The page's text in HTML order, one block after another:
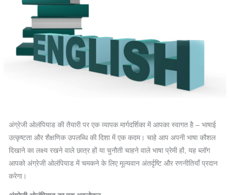
अंग्रेजी ओलंपियाड की तैयारी पर एक व्यापक मार्गदर्शिका में आपका स्वागत है – भाषाई
उत्कृष्टता और शैक्षणिक उपलब्धि की दिशा में एक कदम। चाहे आप अपनी भाषा कौशल
दिखाने का लक्ष्य रखने वाले छात्र हों या चुनौती चाहने वाले भाषा प्रेमी हों, यह ब्लॉग
आपको अंग्रेजी ओलंपियाड में चमकने के लिए मूल्यवान अंतर्दृष्टि और रणनीतियाँ प्रदान
करेगा।